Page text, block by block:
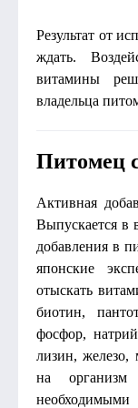
Результат от
ждать.
витамины
владельца
Питомец
Активная
Выпускается в
добавления в
японские
отыскать
биотин,
фосфор,
лизин, железо,
на организм